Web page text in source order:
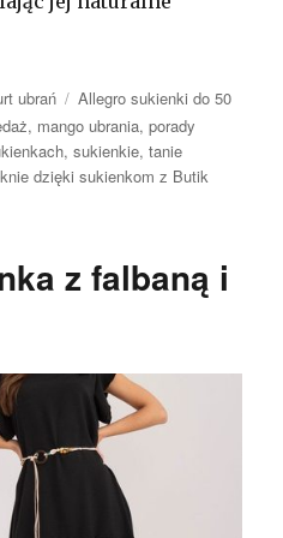
ubrań Tagi
Allegro sukienki do 50
, mango ubrania,porady
,sukienkie,tanie
dzięki sukienkom z Butik
z falbaną i